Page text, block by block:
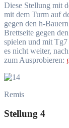
Diese Stellung mit
mit dem Turm auf
gegen den h-
Brettseite gegen
spielen und mit
es nicht weiter,
zum Ausprobieren:
Remis
Stellung 4